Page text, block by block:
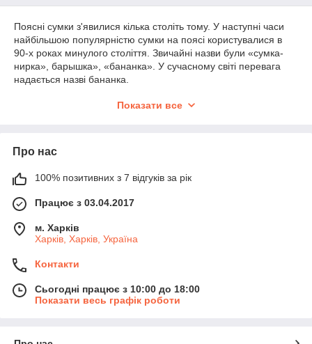
Поясні сумки з'явилися кілька століть тому. У наступні часи
найбільшою популярністю сумки на поясі користувалися в
90-х роках минулого століття. Звичайні назви були «сумка-
нирка», барышка», «бананка». У сучасному світі перевага
надається назві бананка.
практичне, недороге засіб для зручного зберігання будь-яких
відділень для носіння речей.
Купити поясну сумку дитині в Україні
Замовити поясні сумки для дітей оптом у Харкові чи в Києві
недорого можна на інтернет майданчику «Sunriseshop».
Компанія існує більше 10 років, має величезний асортимент
продукції, що дозволяє купувати дитячі бананки оптом будь-
сумочок різної розмальовки від відомих виробників. Поширені
варіанти виробів мають такі дизайнерські рішення:
дитяча сумочка для дівчаток рожева;
Показати все
Про нас
100% позитивних з 7 відгуків за рік
Працює з 03.04.2017
м. Харків
Харків, Харків, Україна
Контакти
Сьогодні працює з 10:00 до 18:00
Показати весь графік роботи